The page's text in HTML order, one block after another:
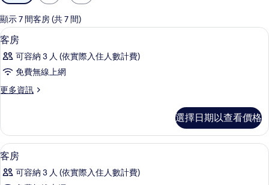
用
的
客
房
篩
選
件
顯示 7 間客房 (共 7 間)
顯
示
客
房
的
有
相
片
埃及棉床單、高級寢具、羽絨被、舒適
20
客房
可容納 3 人 (依實際入住人數計費)
免費無線上網
更多資訊
更
的
詳
情
選擇日期以查看價格
顯
示
客
埃及棉床單、高級寢具、羽絨被、舒適
32
客房
可容納 3 人 (依實際入住人數計費)